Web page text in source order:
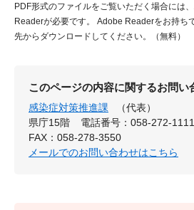
PDF形式のファイルをご覧いただく場合には
Readerが必要です。
Adobe Readerをお持ち
先からダウンロードしてください。（無料）
このページの内容に関するお問い
感染症対策推進課
（代表）
県庁15階
電話番号：058-272-
FAX：058-278-3550
メールでのお問い合わせはこちら